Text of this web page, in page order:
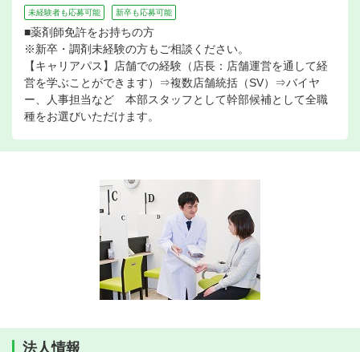
未経験者も応募可能 新卒も応募可能
■薬剤師免許をお持ちの方
※新卒・調剤未経験の方もご相談ください。
【キャリアパス】店舗での経験（店長：店舗運営を通して経
営を学ぶことができます）⇒複数店舗統括（SV）⇒バイヤ
ー、人事担当など 本部スタッフとして幹部候補として全職
種をお選びいただけます。
法人情報